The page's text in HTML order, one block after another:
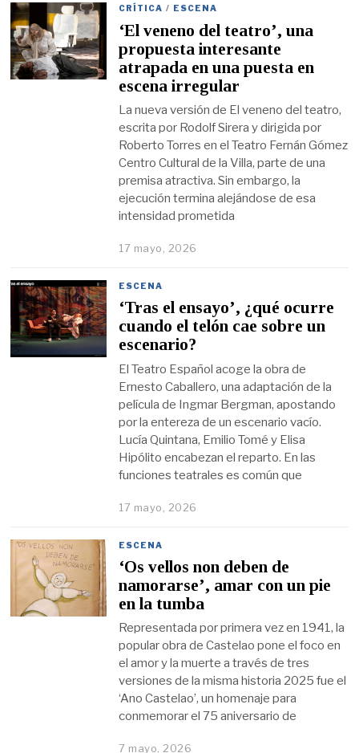
CRÍTICA / ESCENA
‘El veneno del teatro’, una
propuesta interesante
atrapada en una puesta en
escena irregular
La nueva versión de El veneno del teatro,
escrita por Rodolf Sirera y dirigida por
Roberto Torres en el Teatro Fernán Gómez
Centro Cultural de la Villa, parte de una
premisa atractiva. Sin embargo, la
ejecución termina alejándose de esa
intensidad prometida
17 mayo, 2026
ESCENA
‘Tras el ensayo’, ¿qué ocurre
cuando el telón cae sobre un
escenario?
El Teatro Español acoge la obra de
Ernesto Caballero, una adaptación de la
película de Ingmar Bergman, apostando
por la entereza de un escenario vacío.
Lucía Quintana, Emilio Tomé y Elisa
Hipólito encabezan el reparto. En las
funciones teatrales es común que
17 mayo, 2026
ESCENA
‘Os vellos non deben de
namorarse’, amar con un pie
en la tumba
Representada por primera vez en 1941, la
popular obra de Castelao pone el foco en
el amor y la muerte a través de tres
versiones de la misma historia 2025 fue el
‘Ano Castelao’, un homenaje para
conmemorar el 75 aniversario de
7 mayo, 2026